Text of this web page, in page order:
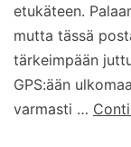
etukäteen.
mutta tässä
tärkeimpään
GPS:ään
varmasti …